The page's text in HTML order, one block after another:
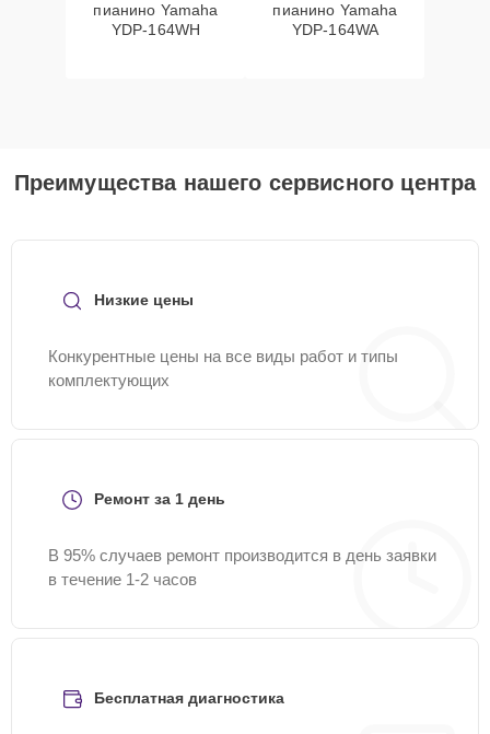
пианино Yamaha
YDP-164WH
пианино Yamaha
YDP-164WA
Преимущества нашего сервисного центра
Низкие цены
Конкурентные цены на все виды работ и типы
комплектующих
Ремонт за 1 день
В 95% случаев ремонт производится в день заявки
в течение 1-2 часов
Бесплатная диагностика